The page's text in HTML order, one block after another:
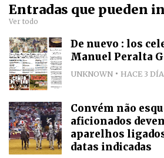
Entradas que pueden
Ver todo
De nuevo : los
Manuel Peralta
UNKNOWN HACE 3
Convém não
aficionados
aparelhos
datas indicadas